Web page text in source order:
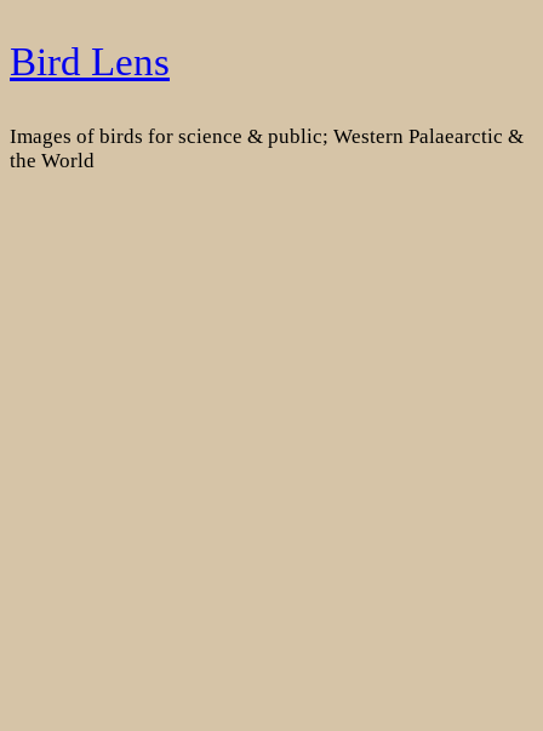
Skip
to
Bird Lens
Images of birds for science & public; Western Palaearctic &
the World